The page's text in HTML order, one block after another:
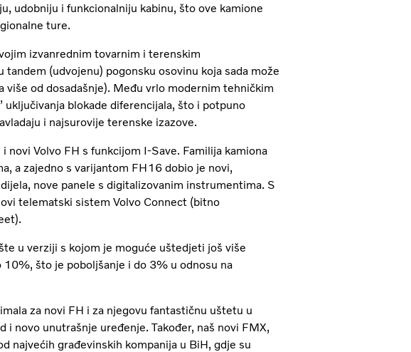
udobniju i funkcionalniju kabinu, što ove kamione
ture.
izvanrednim tovarnim i terenskim
(udvojenu) pogonsku osovinu koja sada može
od dosadašnje). Među vrlo modernim tehničkim
blokade diferencijala, što i potpuno
i najsurovije terenske izazove.
novi Volvo FH s funkcijom I-Save. Familija kamiona
a zajedno s varijantom FH16 dobio je novi,
nove panele s digitalizovanim instrumentima. S
telematski sistem Volvo Connect (bitno
u verziji s kojom je moguće uštedjeti još više
što je poboljšanje i do 3% u odnosu na
za novi FH i za njegovu fantastičnu uštetu u
novo unutrašnje uređenje. Također, naš novi FMX,
najvećih građevinskih kompanija u BiH, gdje su